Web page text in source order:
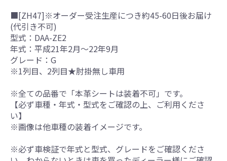
■[ZH47]※オーダー受注生産につき約45-60日後お届け
(代引き不可)
型式：DAA-ZE2
年式：平成21年2月～22年9月
グレード：G
※1列目、2列目★肘掛無し車用
※全ての品番で「本革シートは装着不可」です。
【必ず車種・年式・型式をご確認の上、ご利用くださ
い】
※画像は他車種の装着イメージです。
※必ず車検証で年式と型式、グレードをご確認くださ